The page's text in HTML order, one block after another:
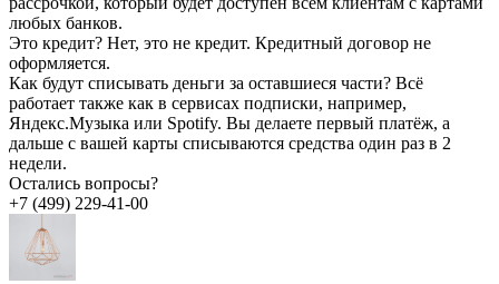
любых банков.
Это кредит? Нет, это не кредит. Кредитный договор не
оформляется.
Как будут списывать деньги за оставшиеся части? Всё
работает также как в сервисах подписки, например,
Яндекс.Музыка или Spotify. Вы делаете первый платёж, а
дальше с вашей карты списываются средства один раз в 2
недели.
Остались вопросы?
+7 (499) 229-41-00